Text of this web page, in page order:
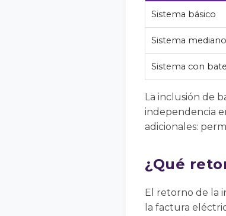
Sistema básico
Sistema mediano
Sistema con
La inclusión de
independencia
adicionales:
¿Qué
El retorno de la
la factura